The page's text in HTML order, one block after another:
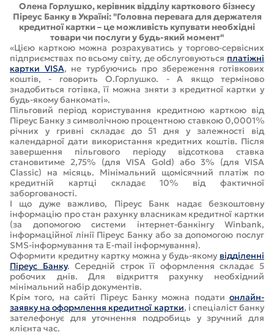
Олена Горлушко, керівник відділу карткового бізнесу
Піреус Банку в Україні: "Головна перевага для держателя
кредитної картки – це можливість купувати необхідні
товари чи послуги у будь-який момент"
«Цією карткою можна розрахуватись у торгово-сервісних
підприємствах по всьому світу, де обслуговуються платіжні
картки VISA, не турбуючись про збереження готівкових
коштів, - говорить О.Горлушко. - А якщо терміново
знадобиться готівка, її можна зняти з кредитної картки у
будь-якому банкоматі».
Пільговий період користування кредитною карткою від
Піреус Банку з символічною процентною ставкою 0,0001%
річних у гривні складає до 51 дня у залежності від
календарної дати використання кредитних коштів. Після
завершення пільгового періоду відсоткова ставка
становитиме 2,75% (для VISA Gold) або 3% (для VISA
Classic) на місяць. Мінімальний щомісячний платіж по
кредитній картці складає 10% від фактичної
заборгованості.
І що дуже важливо, Піреус Банк надає безкоштовну
інформацію про стан рахунку власникам кредитної картки
(за допомогою системи інтернет-банкінгу Winbank,
інформаційної лінії Піреус Банку або за допомогою послуг
SMS-інформування та E-mail інформування).
Оформити кредитну картку можна у будь-якому відділенні
Піреус Банку. Середній строк її оформлення складає 5
робочих днів. Для відкриття рахунку необхідний
мінімальний набір документів.
Крім того, на сайті Піреус Банку можна подати онлайн-
заявку на оформлення кредитної картки, і спеціаліст банку
зателефонує для уточнення подробиць у зручний для
клієнта час.